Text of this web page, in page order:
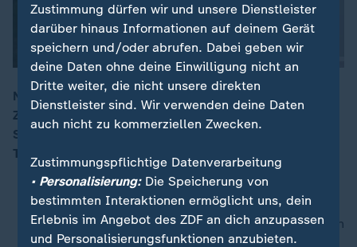
00:15
Neun Bundesländer sind aktuell in den Sommerferien.
ZDF-Reporter Oliver Deuker spricht mit Alexandra
Serjogin, Pressesprecherin vom ADAC für die besten
Tipps zur Stauvermeidung für ihre Reise.
nach oben
Zustimmung dürfen wir und unsere Dienstleister
darüber hinaus Informationen auf deinem Gerät
speichern und/oder abrufen. Dabei geben wir
deine Daten ohne deine Einwilligung nicht an
Dritte weiter, die nicht unsere direkten
Dienstleister sind. Wir verwenden deine Daten
auch nicht zu kommerziellen Zwecken.
Zustimmungspflichtige Datenverarbeitung
• Personalisierung:Die Speicherung von
bestimmten Interaktionen ermöglicht uns, dein
Erlebnis im Angebot des ZDF an dich anzupassen
und Personalisierungsfunktionen anzubieten.